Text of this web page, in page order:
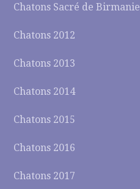
Chatons Sacré de Birmanie
Chatons 2012
Chatons 2013
Chatons 2014
Chatons 2015
Chatons 2016
Chatons 2017